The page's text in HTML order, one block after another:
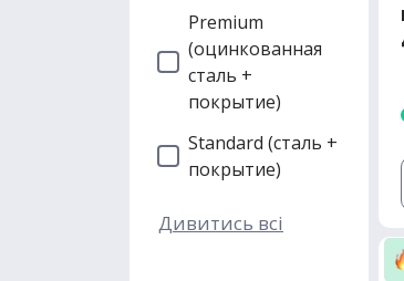
Premium
(оцинкованная
сталь +
покрытие)
Standard (сталь +
покрытие)
Дивитись всі